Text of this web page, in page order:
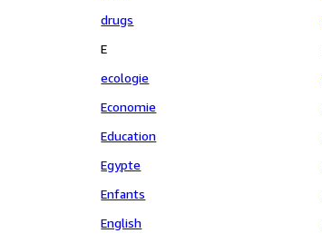
drugs
E
ecologie
Economie
Education
Egypte
Enfants
English